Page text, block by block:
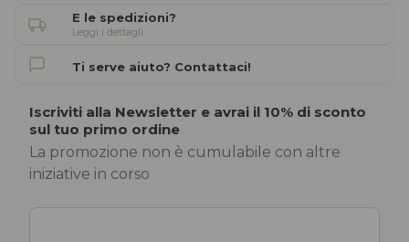
E le spedizioni?
Leggi i dettagli
Ti serve aiuto? Contattaci!
Iscriviti alla Newsletter e avrai il 10% di sconto
sul tuo primo ordine
La promozione non è cumulabile con altre
iniziative in corso